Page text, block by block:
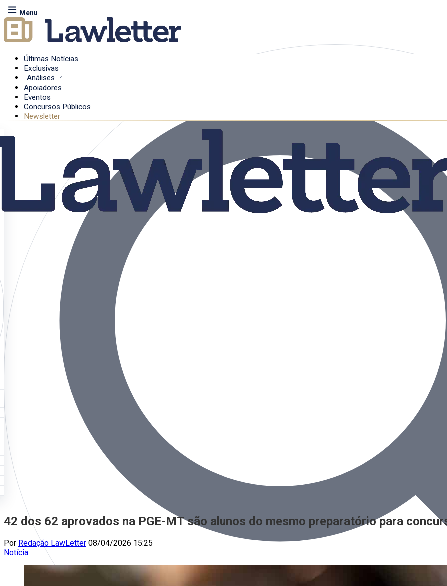
Menu
Últimas Notícias
Exclusivas
Análises
Apoiadores
Eventos
Concursos Públicos
Newsletter
42 dos 62 aprovados na PGE-MT são alunos do mesmo preparatório para
Por Redação LawLetter 08/04/2026 15:25
Notícia